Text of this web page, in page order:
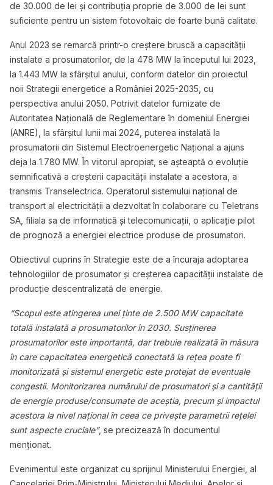
de 30.000 de lei și contribuția proprie de 3.000 de lei sunt
suficiente pentru un sistem fotovoltaic de foarte bună calitate.
Anul 2023 se remarcă printr-o creștere bruscă a capacității
instalate a prosumatorilor, de la 478 MW la începutul lui 2023,
la 1.443 MW la sfârșitul anului, conform datelor din proiectul
noii Strategii energetice a României 2025-2035, cu
perspectiva anului 2050. Potrivit datelor furnizate de
Autoritatea Națională de Reglementare în domeniul Energiei
(ANRE), la sfârșitul lunii mai 2024, puterea instalată la
prosumatorii din Sistemul Electroenergetic Național a ajuns
deja la 1.780 MW. În viitorul apropiat, se așteaptă o evoluție
semnificativă a creșterii capacității instalate a acestora, a
transmis Transelectrica. Operatorul sistemului național de
transport al electricității a dezvoltat în colaborare cu Teletrans
SA, filiala sa de informatică și telecomunicații, o aplicație pilot
de prognoză a energiei electrice produse de prosumatori.
Obiectivul cuprins în Strategie este de a încuraja adoptarea
tehnologiilor de prosumator și creșterea capacității instalate de
producție descentralizată de energie.
“Scopul este atingerea unei ținte de 2.500 MW capacitate
totală instalată a prosumatorilor în 2030. Susținerea
prosumatorilor este importantă, dar trebuie realizată în măsura
în care capacitatea energetică conectată la rețea poate fi
monitorizată și sistemul energetic este protejat de eventuale
congestii. Monitorizarea numărului de prosumatori și a cantității
de energie produse/consumate de aceștia, precum și impactul
acestora la nivel național în ceea ce privește parametrii rețelei
sunt aspecte cruciale”, se precizează în documentul
menționat.
Evenimentul este organizat cu sprijinul Ministerului Energiei, al